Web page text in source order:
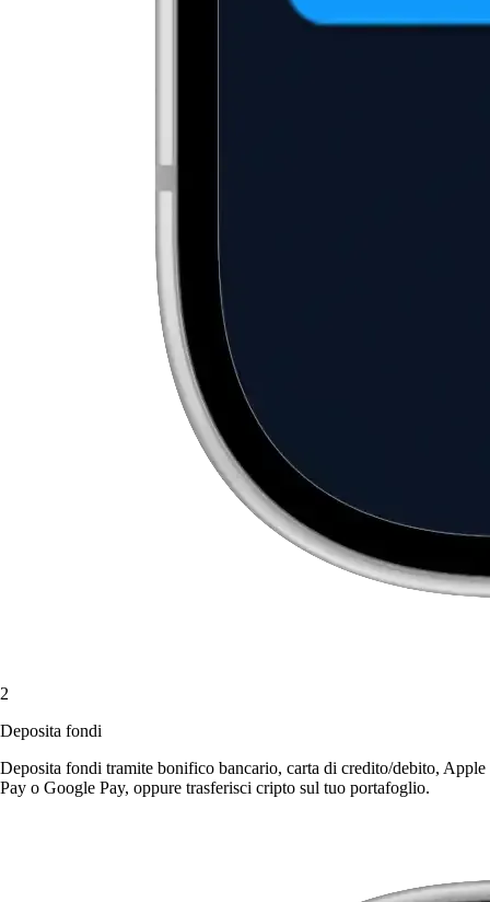
2
Deposita fondi
Deposita fondi tramite bonifico bancario, carta di credito/debito, Apple
Pay o Google Pay, oppure trasferisci cripto sul tuo portafoglio.